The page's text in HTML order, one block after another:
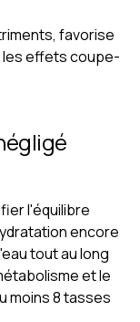
favorise
les effets coupe-
l'équilibre
encore
tout au long
et le
moins 8 tasses